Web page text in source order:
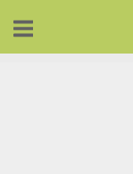
to
content